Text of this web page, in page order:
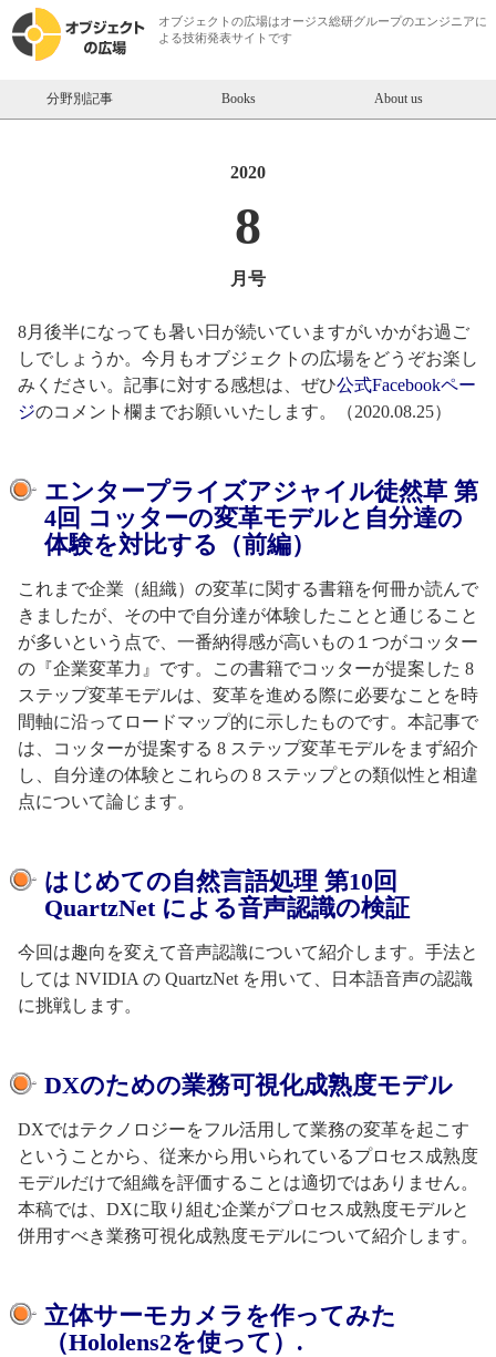
オブジェクトの広場はオージス総研グループのエンジニアに
よる技術発表サイトです
分野別記事 Books About us
2020
8
月号
8月後半になっても暑い日が続いていますがいかがお過ご
しでしょうか。今月もオブジェクトの広場をどうぞお楽し
みください。記事に対する感想は、ぜひ公式Facebookペー
ジのコメント欄までお願いいたします。（2020.08.25）
【オブジェクトの広場】2020年8月
エンタープライズアジャイル徒然草 第
4回 コッターの変革モデルと自分達の
体験を対比する（前編）
これまで企業（組織）の変革に関する書籍を何冊か読んで
きましたが、その中で自分達が体験したことと通じること
が多いという点で、一番納得感が高いもの１つがコッター
の『企業変革力』です。この書籍でコッターが提案した 8
ステップ変革モデルは、変革を進める際に必要なことを時
間軸に沿ってロードマップ的に示したものです。本記事で
は、コッターが提案する 8 ステップ変革モデルをまず紹介
し、自分達の体験とこれらの 8 ステップとの類似性と相違
点について論じます。
はじめての自然言語処理 第10回
QuartzNet による音声認識の検証
今回は趣向を変えて音声認識について紹介します。手法と
しては NVIDIA の QuartzNet を用いて、日本語音声の認識
に挑戦します。
DXのための業務可視化成熟度モデル
DXではテクノロジーをフル活用して業務の変革を起こす
ということから、従来から用いられているプロセス成熟度
モデルだけで組織を評価することは適切ではありません。
本稿では、DXに取り組む企業がプロセス成熟度モデルと
併用すべき業務可視化成熟度モデルについて紹介します。
立体サーモカメラを作ってみた
（Hololens2を使って）.